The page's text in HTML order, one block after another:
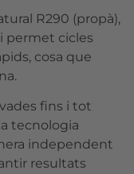
R290 (propà),
permet cicles
cosa que
fins i tot
tecnologia
independent
resultats